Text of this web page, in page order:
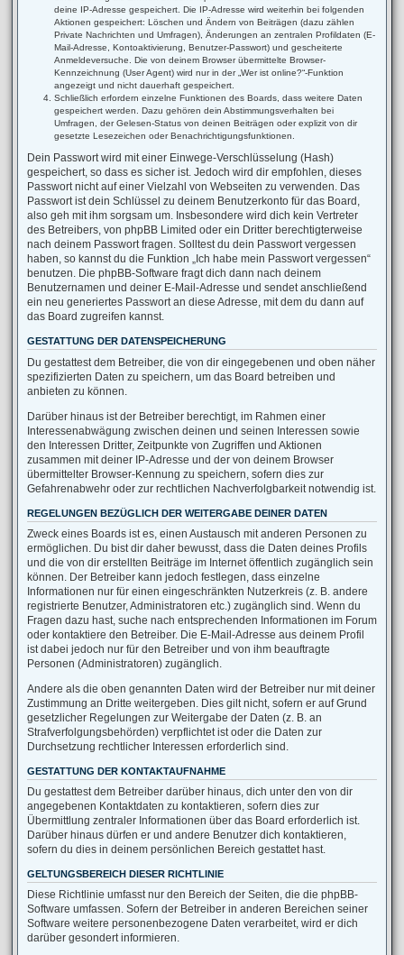
deine IP-Adresse gespeichert. Die IP-Adresse wird weiterhin bei folgenden
Aktionen gespeichert: Löschen und Ändern von Beiträgen (dazu zählen
Private Nachrichten und Umfragen), Änderungen an zentralen Profildaten (E-
Mail-Adresse, Kontoaktivierung, Benutzer-Passwort) und gescheiterte
Anmeldeversuche. Die von deinem Browser übermittelte Browser-
Kennzeichnung (User Agent) wird nur in der „Wer ist online?“-Funktion
angezeigt und nicht dauerhaft gespeichert.
Schließlich erfordern einzelne Funktionen des Boards, dass weitere Daten
gespeichert werden. Dazu gehören dein Abstimmungsverhalten bei
Umfragen, der Gelesen-Status von deinen Beiträgen oder explizit von dir
gesetzte Lesezeichen oder Benachrichtigungsfunktionen.
Dein Passwort wird mit einer Einwege-Verschlüsselung (Hash)
gespeichert, so dass es sicher ist. Jedoch wird dir empfohlen, dieses
Passwort nicht auf einer Vielzahl von Webseiten zu verwenden. Das
Passwort ist dein Schlüssel zu deinem Benutzerkonto für das Board,
also geh mit ihm sorgsam um. Insbesondere wird dich kein Vertreter
des Betreibers, von phpBB Limited oder ein Dritter berechtigterweise
nach deinem Passwort fragen. Solltest du dein Passwort vergessen
haben, so kannst du die Funktion „Ich habe mein Passwort vergessen“
benutzen. Die phpBB-Software fragt dich dann nach deinem
Benutzernamen und deiner E-Mail-Adresse und sendet anschließend
ein neu generiertes Passwort an diese Adresse, mit dem du dann auf
das Board zugreifen kannst.
GESTATTUNG DER DATENSPEICHERUNG
Du gestattest dem Betreiber, die von dir eingegebenen und oben näher
spezifizierten Daten zu speichern, um das Board betreiben und
anbieten zu können.
Darüber hinaus ist der Betreiber berechtigt, im Rahmen einer
Interessenabwägung zwischen deinen und seinen Interessen sowie
den Interessen Dritter, Zeitpunkte von Zugriffen und Aktionen
zusammen mit deiner IP-Adresse und der von deinem Browser
übermittelter Browser-Kennung zu speichern, sofern dies zur
Gefahrenabwehr oder zur rechtlichen Nachverfolgbarkeit notwendig ist.
REGELUNGEN BEZÜGLICH DER WEITERGABE DEINER DATEN
Zweck eines Boards ist es, einen Austausch mit anderen Personen zu
ermöglichen. Du bist dir daher bewusst, dass die Daten deines Profils
und die von dir erstellten Beiträge im Internet öffentlich zugänglich sein
können. Der Betreiber kann jedoch festlegen, dass einzelne
Informationen nur für einen eingeschränkten Nutzerkreis (z. B. andere
registrierte Benutzer, Administratoren etc.) zugänglich sind. Wenn du
Fragen dazu hast, suche nach entsprechenden Informationen im Forum
oder kontaktiere den Betreiber. Die E-Mail-Adresse aus deinem Profil
ist dabei jedoch nur für den Betreiber und von ihm beauftragte
Personen (Administratoren) zugänglich.
Andere als die oben genannten Daten wird der Betreiber nur mit deiner
Zustimmung an Dritte weitergeben. Dies gilt nicht, sofern er auf Grund
gesetzlicher Regelungen zur Weitergabe der Daten (z. B. an
Strafverfolgungsbehörden) verpflichtet ist oder die Daten zur
Durchsetzung rechtlicher Interessen erforderlich sind.
GESTATTUNG DER KONTAKTAUFNAHME
Du gestattest dem Betreiber darüber hinaus, dich unter den von dir
angegebenen Kontaktdaten zu kontaktieren, sofern dies zur
Übermittlung zentraler Informationen über das Board erforderlich ist.
Darüber hinaus dürfen er und andere Benutzer dich kontaktieren,
sofern du dies in deinem persönlichen Bereich gestattet hast.
GELTUNGSBEREICH DIESER RICHTLINIE
Diese Richtlinie umfasst nur den Bereich der Seiten, die die phpBB-
Software umfassen. Sofern der Betreiber in anderen Bereichen seiner
Software weitere personenbezogene Daten verarbeitet, wird er dich
darüber gesondert informieren.